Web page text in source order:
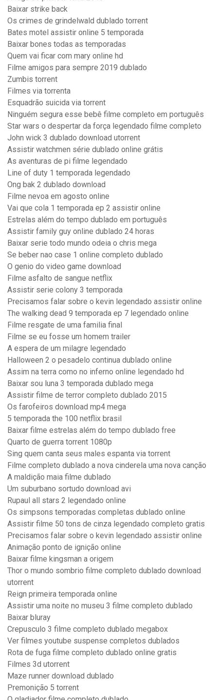
Baixar strike back
Os crimes de grindelwald dublado torrent
Bates motel assistir online 5 temporada
Baixar bones todas as temporadas
Quem vai ficar com mary online hd
Filme amigos para sempre 2019 dublado
Zumbis torrent
Filmes via torrenta
Esquadrão suicida via torrent
Ninguém segura esse bebê filme completo em português
Star wars o despertar da força legendado filme completo
John wick 3 dublado download utorrent
Assistir watchmen série dublado online grátis
As aventuras de pi filme legendado
Line of duty 1 temporada legendado
Ong bak 2 dublado download
Filme nevoa em agosto online
Vai que cola 1 temporada ep 2 assistir online
Estrelas além do tempo dublado em português
Assistir family guy online dublado 24 horas
Baixar serie todo mundo odeia o chris mega
Se beber nao case 1 online completo dublado
O genio do video game download
Filme asfalto de sangue netflix
Assistir serie colony 3 temporada
Precisamos falar sobre o kevin legendado assistir online
The walking dead 9 temporada ep 7 legendado online
Filme resgate de uma familia final
Filme se eu fosse um homem trailer
A espera de um milagre legendado
Halloween 2 o pesadelo continua dublado online
Assim na terra como no inferno online legendado hd
Baixar sou luna 3 temporada dublado mega
Assistir filme de terror completo dublado 2015
Os farofeiros download mp4 mega
5 temporada the 100 netflix brasil
Baixar filme estrelas além do tempo dublado free
Quarto de guerra torrent 1080p
Sing quem canta seus males espanta via torrent
Filme completo dublado a nova cinderela uma nova canção
A maldição maia filme dublado
Um suburbano sortudo download avi
Rupaul all stars 2 legendado online
Os simpsons temporadas completas dublado online
Assistir filme 50 tons de cinza legendado completo gratis
Precisamos falar sobre o kevin legendado assistir online
Animação ponto de ignição online
Baixar filme kingsman a origem
Thor o mundo sombrio filme completo dublado download
utorrent
Reign primeira temporada online
Assistir uma noite no museu 3 filme completo dublado
Baixar bluray
Crepusculo 3 filme completo dublado megabox
Ver filmes youtube suspense completos dublados
Rota de fuga filme completo dublado online gratis
Filmes 3d utorrent
Maze runner download dublado
Premonição 5 torrent